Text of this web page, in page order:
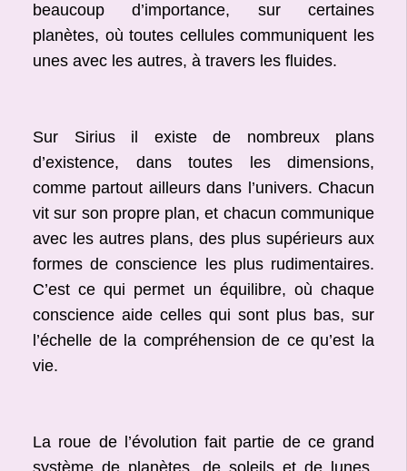
beaucoup d’importance, sur certaines
planètes, où toutes cellules communiquent les
unes avec les autres, à travers les fluides.
Sur Sirius il existe de nombreux plans
d’existence, dans toutes les dimensions,
comme partout ailleurs dans l’univers. Chacun
vit sur son propre plan, et chacun communique
avec les autres plans, des plus supérieurs aux
formes de conscience les plus rudimentaires.
C’est ce qui permet un équilibre, où chaque
conscience aide celles qui sont plus bas, sur
l’échelle de la compréhension de ce qu’est la
vie.
La roue de l’évolution fait partie de ce grand
système de planètes, de soleils et de lunes.